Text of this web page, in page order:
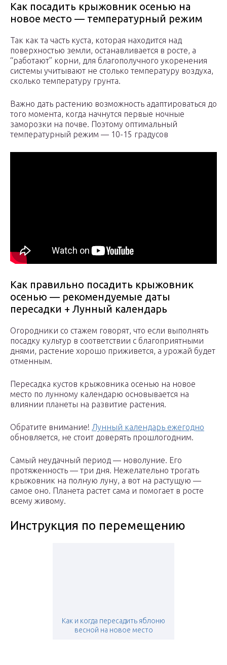
Как посадить крыжовник осенью на
новое место — температурный режим
Так как та часть куста, которая находится над
поверхностью земли, останавливается в росте, а
“работают” корни, для благополучного укоренения
системы учитывают не столько температуру воздуха,
сколько температуру грунта.
Важно дать растению возможность адаптироваться до
того момента, когда начнутся первые ночные
заморозки на почве. Поэтому оптимальный
температурный режим — 10-15 градусов
Как правильно посадить крыжовник
осенью — рекомендуемые даты
пересадки + Лунный календарь
Огородники со стажем говорят, что если выполнять
посадку культур в соответствии с благоприятными
днями, растение хорошо приживется, а урожай будет
отменным.
Пересадка кустов крыжовника осенью на новое
место по лунному календарю основывается на
влиянии планеты на развитие растения.
Обратите внимание! Лунный календарь ежегодно
обновляется, не стоит доверять прошлогодним.
Самый неудачный период — новолуние. Его
протяженность — три дня. Нежелательно трогать
крыжовник на полную луну, а вот на растущую —
самое оно. Планета растет сама и помогает в росте
всему живому.
Инструкция по перемещению
Как и когда пересадить яблоню
весной на новое место